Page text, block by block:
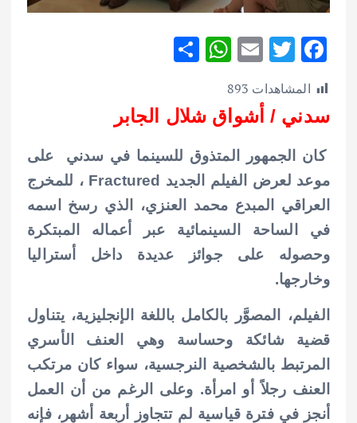
F
ac
e
b
o
o
k
T
w
it
te
r
E
ai
l
W
at
s
A
p
p
ar
e
المشاهدات 893
سدني / أشواق شلال الجابر
كان الجمهور المتذوق للسينما في سدني على
موعد لعرض الفيلم الجديد Fractured ،
للمخرج
العراقي المبدع محمد العنزي، الذي رسخ اسمه
في الساحة السينمائية عبر أعماله المبتكرة
وحصوله على جوائز عديدة داخل أستراليا
وخارجها.
الفيلم، المصوَّر بالكامل باللغة الإنجليزية، يتناول
قضية شائكة وحساسة وهي العنف الأسري
المرتبط بالشخصية النرجسية، سواء كان مرتكب
العنف رجلاً أو امرأة. وعلى الرغم من أن العمل
أنجز في فترة قياسية لم تتجاوز أربعة أشهر، فإنه